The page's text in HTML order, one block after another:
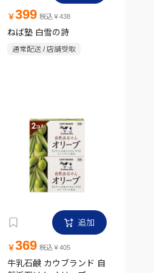
￥399 税込￥438
ねば塾 白雪の詩
通常配送 / 店舗受取
追加
￥369 税込￥405
牛乳石鹸 カウブランド 自